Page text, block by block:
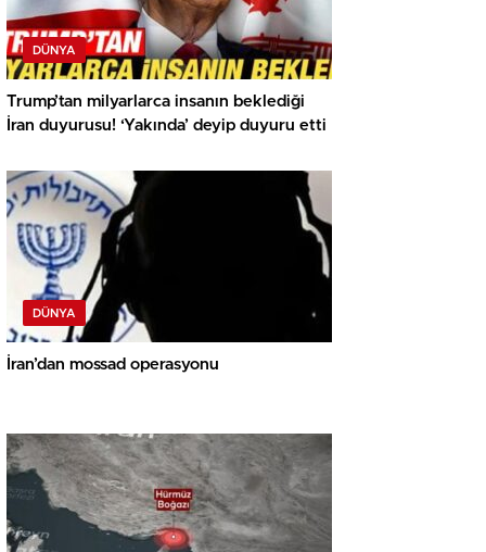
DÜNYA
Trump’tan milyarlarca insanın beklediği
İran duyurusu! ‘Yakında’ deyip duyuru etti
DÜNYA
İran’dan mossad operasyonu